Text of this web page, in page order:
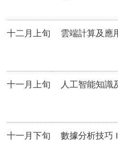
十二月上旬 雲端計算及應
十一月上旬 人工智能知識
十一月下旬 數據分析技巧